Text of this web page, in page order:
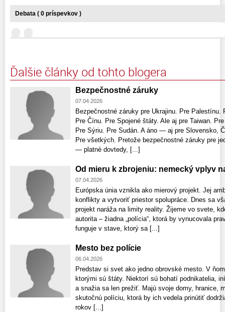
Debata ( 0 príspevkov )
Ďalšie články od tohto blogera
Bezpečnostné záruky
07.04.2026
Bezpečnostné záruky pre Ukrajinu. Pre Palestínu.
Pre Čínu. Pre Spojené štáty. Ale aj pre Taiwan.
Pre Sýriu. Pre Sudán. A áno — aj pre Slovensko,
Pre všetkých. Pretože bezpečnostné záruky pre
— platné dovtedy, [...]
Od mieru k zbrojeniu: nemecký vplyv
07.04.2026
Európska únia vznikla ako mierový projekt. Jej
konflikty a vytvoriť priestor spolupráce. Dnes sa
projekt naráža na limity reality. Žijeme vo svete,
autorita – žiadna „polícia“, ktorá by vynucovala
funguje v stave, ktorý sa [...]
Mesto bez polície
06.04.2026
Predstav si svet ako jedno obrovské mesto. V
ktorými sú štáty. Niektorí sú bohatí podnikatelia,
a snažia sa len prežiť. Majú svoje domy, hranice,
skutočnú políciu, ktorá by ich vedela prinútiť
rokov [...]